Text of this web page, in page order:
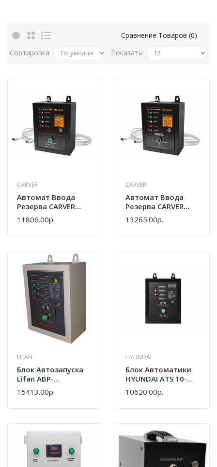
Сравнение Товаров (0)
Сортировка:
Показать:
CARVER
Автомат Ввода
Резерва CARVER
ATS-10000
11806.00р.
CARVER
Автомат Ввода
Резерва CARVER
ATS-10000D
13265.00р.
LIFAN
Блок Автозапуска
Lifan АВР-
С8000D/230
6691090
15413.00р.
HYUNDAI
Блок Автоматики
HYUNDAI ATS 10-
220V ATS 10-220V
10620.00р.